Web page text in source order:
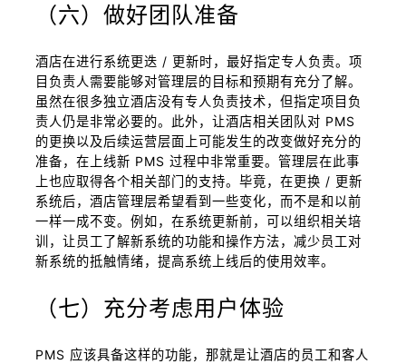
（六）做好团队准备
酒店在进行系统更迭 / 更新时，最好指定专人负责。项
目负责人需要能够对管理层的目标和预期有充分了解。
虽然在很多独立酒店没有专人负责技术，但指定项目负
责人仍是非常必要的。此外，让酒店相关团队对 PMS
的更换以及后续运营层面上可能发生的改变做好充分的
准备，在上线新 PMS 过程中非常重要。管理层在此事
上也应取得各个相关部门的支持。毕竟，在更换 / 更新
系统后，酒店管理层希望看到一些变化，而不是和以前
一样一成不变。例如，在系统更新前，可以组织相关培
训，让员工了解新系统的功能和操作方法，减少员工对
新系统的抵触情绪，提高系统上线后的使用效率。
（七）充分考虑用户体验
PMS 应该具备这样的功能，那就是让酒店的员工和客人